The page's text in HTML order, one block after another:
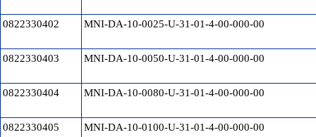
0822330402 MNI-DA-10-0025-U-31-01-4-00-000-00
0822330403 MNI-DA-10-0050-U-31-01-4-00-000-00
0822330404 MNI-DA-10-0080-U-31-01-4-00-000-00
0822330405 MNI-DA-10-0100-U-31-01-4-00-000-00